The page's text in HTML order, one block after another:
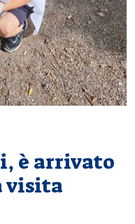
è arrivato
visita